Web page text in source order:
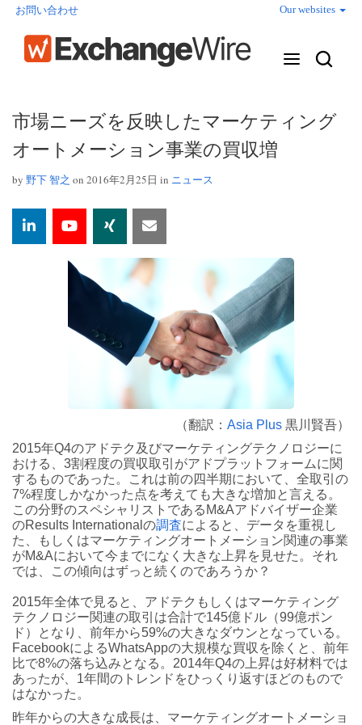
お問い合わせ Our websites
市場ニーズを反映したマーケティング
オートメーション事業の買収増
by 野下 智之 on 2016年2月25日 in ニュース
（翻訳： Asia Plus 黒川賢吾）
2015年Q4のアドテク及びマーケティングテクノロジーに
おける、3割程度の買収取引がアドプラットフォームに関
するものであった。これは前の四半期において、全取引の
7%程度しかなかった点を考えても大きな増加と言える。
この分野のスペシャリストであるM&Aアドバイザー企業
のResults Internationalの調査によると、データを重視し
た、もしくはマーケティングオートメーション関連の事業
がM&Aにおいて今までになく大きな上昇を見せた。それ
では、この傾向はずっと続くのであろうか？
2015年全体で見ると、アドテクもしくはマーケティング
テクノロジー関連の取引は合計で145億ドル（99億ポン
ド）となり、前年から59%の大きなダウンとなっている。
FacebookによるWhatsAppの大規模な買収を除くと、前年
比で8%の落ち込みとなる。2014年Q4の上昇は好材料では
あったが、1年間のトレンドをひっくり返すほどのもので
はなかった。
昨年からの大きな成長は、マーケティングオートメーショ